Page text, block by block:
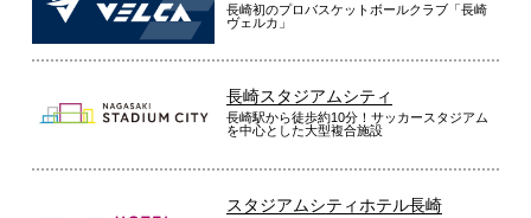
長崎初のプロバスケットボールクラブ「長崎
ヴェルカ」
長崎スタジアムシティ
長崎駅から徒歩約10分！サッカースタジアム
を中心とした大型複合施設
スタジアムシティホテル長崎